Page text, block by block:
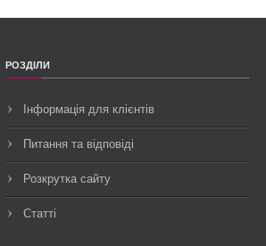
РОЗДІЛИ
Інформація для клієнтів
Питання та відповіді
Розкрутка сайту
Статті